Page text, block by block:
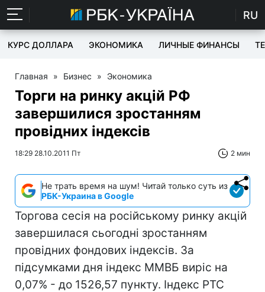
RU
КУРС ДОЛЛАРА ЭКОНОМИКА ЛИЧНЫЕ ФИНАНСЫ
Главная » Бизнес » Экономика
Торги на ринку акцій РФ
завершилися зростанням
провідних індексів
18:29 28.10.2011 Пт 2 мин
Не трать время на шум! Читай только суть из
РБК-Украина в Google
Торгова сесія на російському ринку акцій
завершилася сьогодні зростанням
провідних фондових індексів. За
підсумками дня індекс ММВБ виріс на
0,07% - до 1526,57 пункту. Індекс РТС